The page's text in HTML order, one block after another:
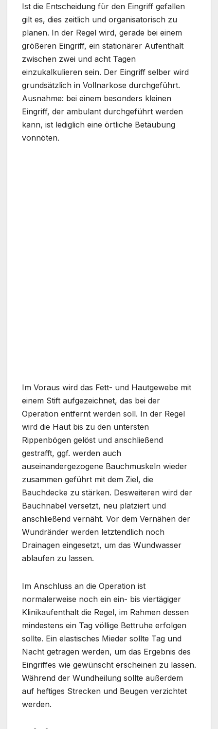
Ist die Entscheidung für den Eingriff gefallen
gilt es, dies zeitlich und organisatorisch zu
planen. In der Regel wird, gerade bei einem
größeren Eingriff, ein stationärer Aufenthalt
zwischen zwei und acht Tagen
einzukalkulieren sein. Der Eingriff selber wird
grundsätzlich in Vollnarkose durchgeführt.
Ausnahme: bei einem besonders kleinen
Eingriff, der ambulant durchgeführt werden
kann, ist lediglich eine örtliche Betäubung
vonnöten.
Im Voraus wird das Fett- und Hautgewebe mit
einem Stift aufgezeichnet, das bei der
Operation entfernt werden soll. In der Regel
wird die Haut bis zu den untersten
Rippenbögen gelöst und anschließend
gestrafft, ggf. werden auch
auseinandergezogene Bauchmuskeln wieder
zusammen geführt mit dem Ziel, die
Bauchdecke zu stärken. Desweiteren wird der
Bauchnabel versetzt, neu platziert und
anschließend vernäht. Vor dem Vernähen der
Wundränder werden letztendlich noch
Drainagen eingesetzt, um das Wundwasser
ablaufen zu lassen.
Im Anschluss an die Operation ist
normalerweise noch ein ein- bis viertägiger
Klinikaufenthalt die Regel, im Rahmen dessen
mindestens ein Tag völlige Bettruhe erfolgen
sollte. Ein elastisches Mieder sollte Tag und
Nacht getragen werden, um das Ergebnis des
Eingriffes wie gewünscht erscheinen zu lassen.
Während der Wundheilung sollte außerdem
auf heftiges Strecken und Beugen verzichtet
werden.